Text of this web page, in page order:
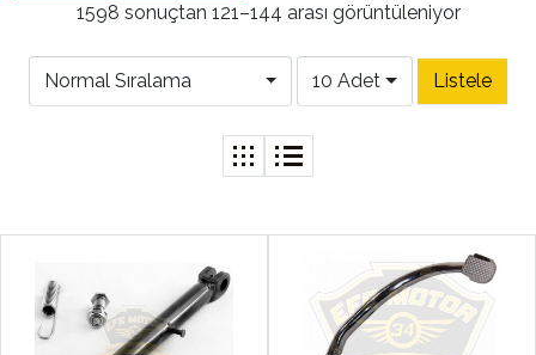
1598 sonuçtan 121–144 arası görüntüleniyor
Normal Sıralama 10 Adet